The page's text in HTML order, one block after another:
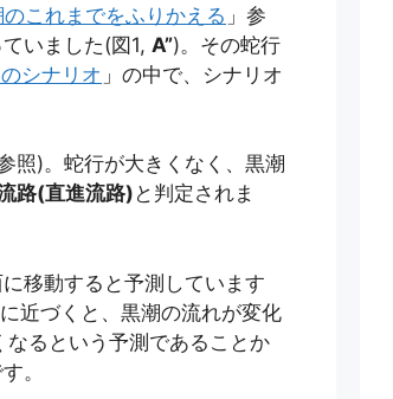
これまでをふりかえる 」参
いました(図1, A”)。その蛇行
シナリオ 」の中で、シナリオ
照)。蛇行が大きくなく、黒潮
路(直進流路) と判定されま
移動すると予測しています
近づくと、黒潮の流れが変化
なるという予測であることか
。